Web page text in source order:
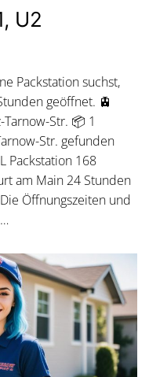
U2
Packstation suchst,
geöffnet. 🚊
Str. 📦 1
Str. gefunden
Packstation 168
am Main 24 Stunden
Öffnungszeiten und